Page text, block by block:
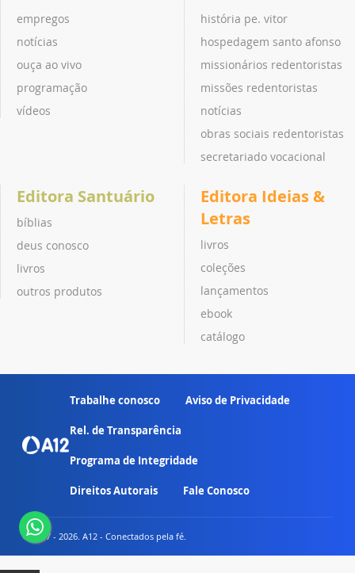
empregos
notícias
ouça ao vivo
programação
vídeos
história pe. vitor
hospedagem santo afonso
missionários redentoristas
missões redentoristas
notícias
obras sociais redentoristas
secretariado vocacional
Editora Santuário
bíblias
deus conosco
livros
outros produtos
Editora Ideias &
Letras
livros
coleções
lançamentos
ebook
catálogo
Trabalhe conosco Aviso de Privacidade
Rel. de Transparência
Programa de Integridade
Direitos Autorais Fale Conosco
© 2007 - 2026. A12 - Conectados pela fé.